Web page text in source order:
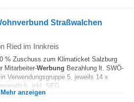
Straßwalchen
Ried im Innkreis
% Zuschuss zum Klimaticket Salzburg
Mitarbeiter-Werbung Bezahlung lt. SWÖ-
Verwendungsgruppe 5, jeweils 14 x
inkl. SEG...
Mehr anzeigen